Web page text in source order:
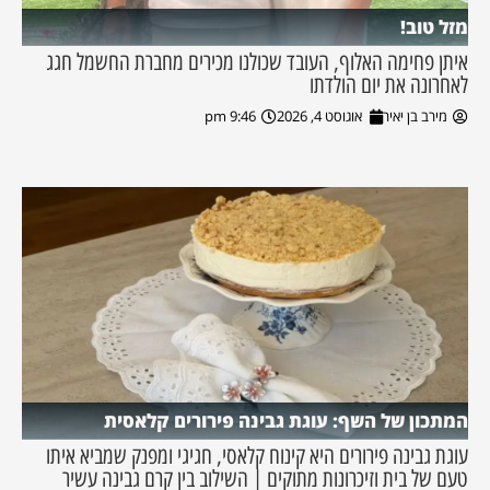
מזל טוב!
איתן פחימה האלוף, העובד שכולנו מכירים מחברת החשמל חגג
לאחרונה את יום הולדתו
מירב בן יאיר אוגוסט 4, 2026 9:46 pm
המתכון של השף: עוגת גבינה פירורים קלאסית
עוגת גבינה פירורים היא קינוח קלאסי, חגיגי ומפנק שמביא איתו
טעם של בית וזיכרונות מתוקים | השילוב בין קרם גבינה עשיר